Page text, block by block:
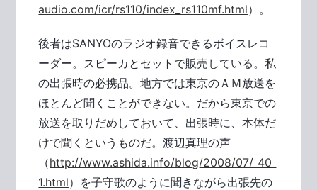
audio.com/icr/rs110/index_rs110mf.html）。
後者はSANYOのラジオ録音できるボイスレコ
ーダー。スピーカとセットで販売している。私
の出張時の必携品。地方では東京のＡＭ放送を
ほとんど聞くことができない。だから東京での
放送を取りだめしておいて、出張時に、本体だ
けで聞くというものだ。渡辺真理の声
（http://www.ashida.info/blog/2008/07/_40_
1.html）を子守歌のように聞きながら出張先の